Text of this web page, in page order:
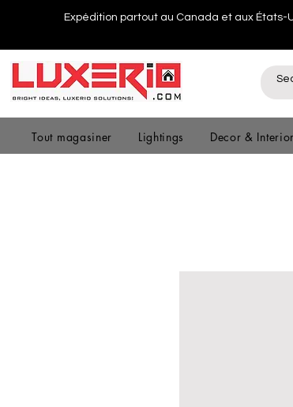
Expédition partout au Canada et aux États-
Tout magasiner Lightings Decor &